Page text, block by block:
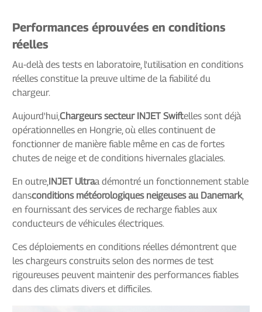
Performances éprouvées en conditions
réelles
Au-delà des tests en laboratoire, l'utilisation en conditions
réelles constitue la preuve ultime de la fiabilité du
chargeur.
Aujourd'hui,Chargeurs secteur INJET Swiftelles sont déjà
opérationnelles en Hongrie, où elles continuent de
fonctionner de manière fiable même en cas de fortes
chutes de neige et de conditions hivernales glaciales.
En outre, INJET Ultraa démontré un fonctionnement stable
dansconditions météorologiques neigeuses au Danemark,
en fournissant des services de recharge fiables aux
conducteurs de véhicules électriques.
Ces déploiements en conditions réelles démontrent que
les chargeurs construits selon des normes de test
rigoureuses peuvent maintenir des performances fiables
dans des climats divers et difficiles.